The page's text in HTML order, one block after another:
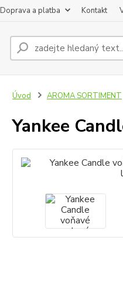
Doprava a platba Kontakt
Úvod AROMA SORTIMENT
Yankee